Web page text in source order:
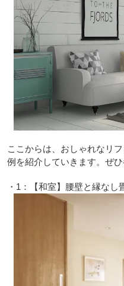
ここからは、おしゃれなリ
例を紹介していきます。ぜひ
・1：【和室】腰壁と縁なし